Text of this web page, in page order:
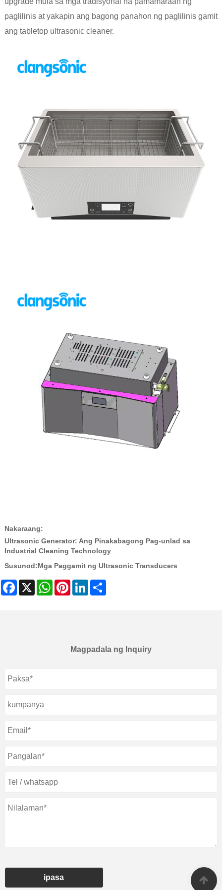
paglilinis at yakapin ang bagong panahon ng paglilinis gamit
ang tabletop ultrasonic cleaner.
Nakaraang:
Ultrasonic Generator: Ang Pinakabagong Pag-unlad sa
Industrial Cleaning Technology
Susunod:Mga Paggamit ng Ultrasonic Transducers
Facebook
X WhatsAppPinterestLinkedIn
Magpadala ng Inquiry
ipasa